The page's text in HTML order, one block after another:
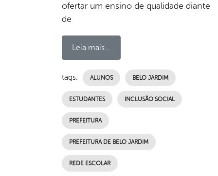
ofertar um ensino de qualidade diante
de
Leia mais...
tags: ALUNOS BELO JARDIM
ESTUDANTES INCLUSÃO SOCIAL
PREFEITURA
PREFEITURA DE BELO JARDIM
REDE ESCOLAR